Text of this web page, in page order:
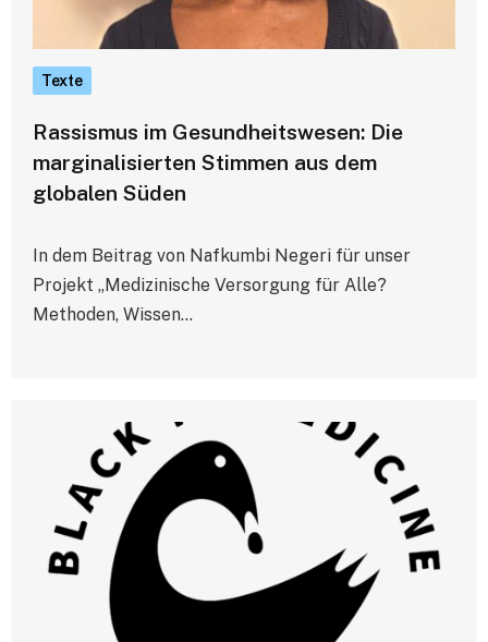
Texte
Rassismus im Gesundheitswesen: Die
marginalisierten Stimmen aus dem
globalen Süden
In dem Beitrag von Nafkumbi Negeri für unser
Projekt „Medizinische Versorgung für Alle?
Methoden, Wissen…